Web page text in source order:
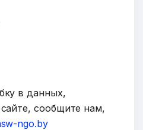
в данных,
сообщите нам,
ngo.by